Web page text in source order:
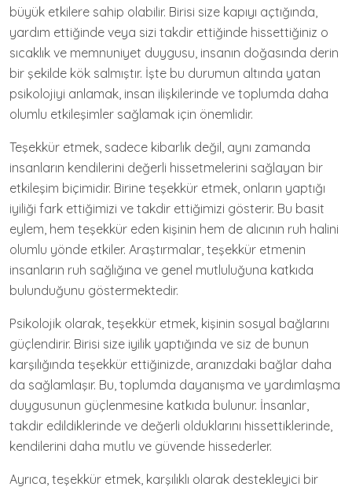
büyük etkilere sahip olabilir. Birisi size kapıyı açtığında,
yardım ettiğinde veya sizi takdir ettiğinde hissettiğiniz o
sıcaklık ve memnuniyet duygusu, insanın doğasında derin
bir şekilde kök salmıştır. İşte bu durumun altında yatan
psikolojiyi anlamak, insan ilişkilerinde ve toplumda daha
olumlu etkileşimler sağlamak için önemlidir.
Teşekkür etmek, sadece kibarlık değil, aynı zamanda
insanların kendilerini değerli hissetmelerini sağlayan bir
etkileşim biçimidir. Birine teşekkür etmek, onların yaptığı
iyiliği fark ettiğimizi ve takdir ettiğimizi gösterir. Bu basit
eylem, hem teşekkür eden kişinin hem de alıcının ruh halini
olumlu yönde etkiler. Araştırmalar, teşekkür etmenin
insanların ruh sağlığına ve genel mutluluğuna katkıda
bulunduğunu göstermektedir.
Psikolojik olarak, teşekkür etmek, kişinin sosyal bağlarını
güçlendirir. Birisi size iyilik yaptığında ve siz de bunun
karşılığında teşekkür ettiğinizde, aranızdaki bağlar daha
da sağlamlaşır. Bu, toplumda dayanışma ve yardımlaşma
duygusunun güçlenmesine katkıda bulunur. İnsanlar,
takdir edildiklerinde ve değerli olduklarını hissettiklerinde,
kendilerini daha mutlu ve güvende hissederler.
Ayrıca, teşekkür etmek, karşılıklı olarak destekleyici bir